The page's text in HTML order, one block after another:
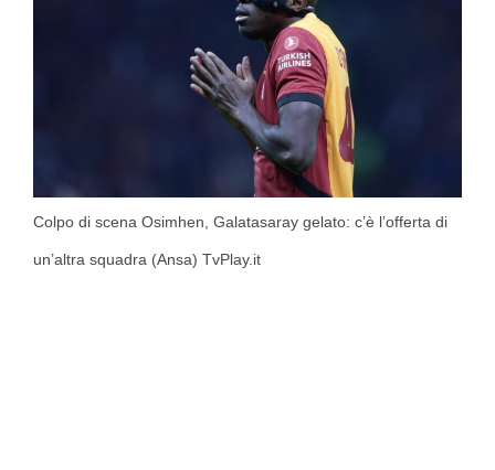
Colpo di scena Osimhen, Galatasaray gelato: c’è l’offerta di
un’altra squadra (Ansa) TvPlay.it